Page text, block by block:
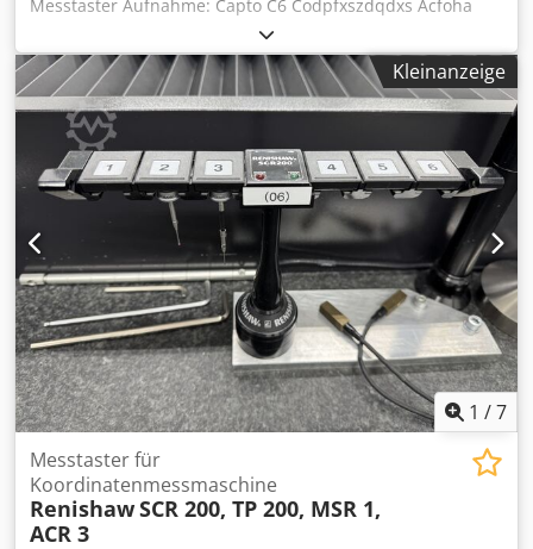
Messtaster Aufnahme: Capto C6 Codpfxszdqdxs Acfoha
Kleinanzeige
1 /7
Messtaster für
Koordinatenmessmaschine
RenishawSCR 200, TP 200, MSR 1,
ACR 3